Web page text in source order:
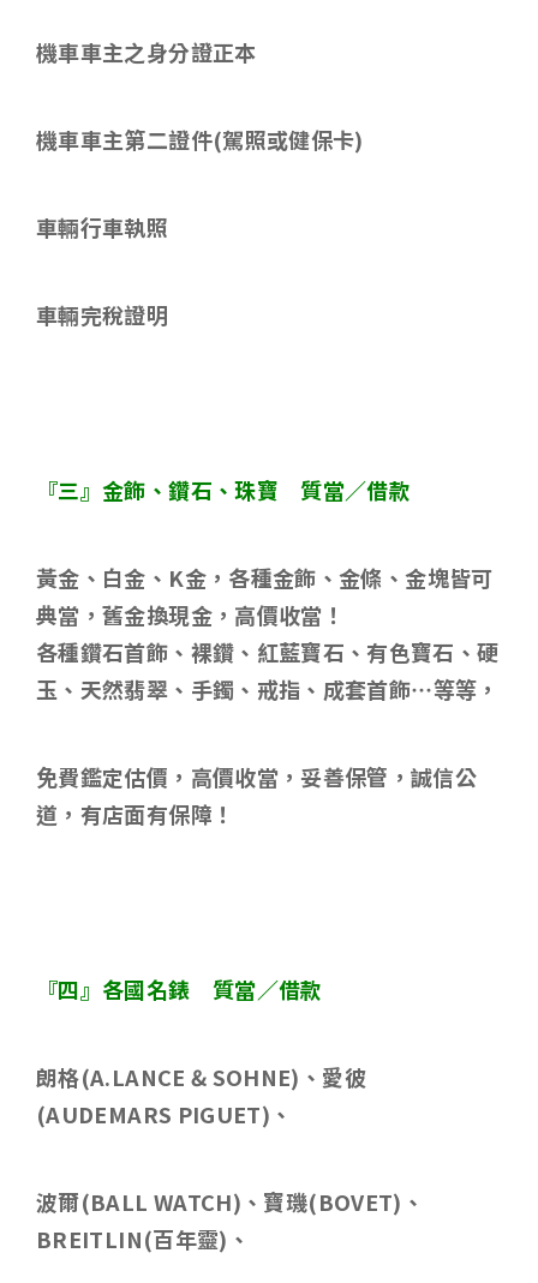
機車車主之身分證正本
機車車主第二證件(駕照或健保卡)
車輛行車執照
車輛完稅證明
『三』金飾、鑽石、珠寶 質當／借款
黃金、白金、 K金，各種金飾、金條、金塊皆可
典當，舊金換現金，高價收當！
各種鑽石首飾、裸鑽、紅藍寶石、有色寶石、硬
玉、天然翡翠、手鐲、戒指、成套首飾…等等，
免費鑑定估價，高價收當，妥善保管，誠信公
道，有店面有保障！
『四』各國名錶 質當／借款
朗格(A.LANCE & SOHNE) 、愛彼
(AUDEMARS PIGUET) 、
波爾(BALL WATCH) 、寶璣(BOVET) 、
BREITLIN(百年靈) 、